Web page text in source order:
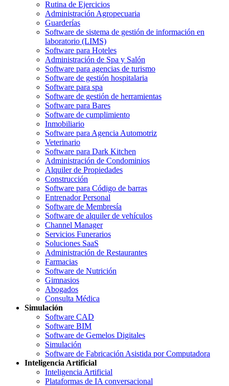
Rutina de Ejercicios
Administración Agropecuaria
Guarderías
Software de sistema de gestión de información en
laboratorio (LIMS)
Software para Hoteles
Administración de Spa y Salón
Software para agencias de turismo
Software de gestión hospitalaria
Software para spa
Software de gestión de herramientas
Software para Bares
Software de cumplimiento
Inmobiliario
Software para Agencia Automotriz
Veterinario
Software para Dark Kitchen
Administración de Condominios
Alquiler de Propiedades
Construcción
Software para Código de barras
Entrenador Personal
Software de Membresía
Software de alquiler de vehículos
Channel Manager
Servicios Funerarios
Soluciones SaaS
Administración de Restaurantes
Farmacias
Software de Nutrición
Gimnasios
Abogados
Consulta Médica
Simulación
Software CAD
Software BIM
Software de Gemelos Digitales
Simulación
Software de Fabricación Asistida por Computadora
Inteligencia Artificial
Inteligencia Artificial
Plataformas de IA conversacional